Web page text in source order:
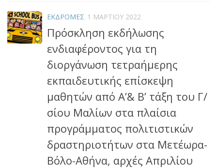
ΕΚΔΡΟΜΕΣ 1 ΜΑΡΤΊΟΥ 2022
Πρόσκληση εκδήλωσης
ενδιαφέροντος για τη
διοργάνωση τετραήμερης
εκπαιδευτικής επίσκεψη
μαθητών από Α’& Β’ τάξη του Γ/
σίου Μαλίων στα πλαίσια
προγράμματος πολιτιστικών
δραστηριοτήτων στα Μετέωρα-
Βόλο-Αθήνα, αρχές Απριλίου